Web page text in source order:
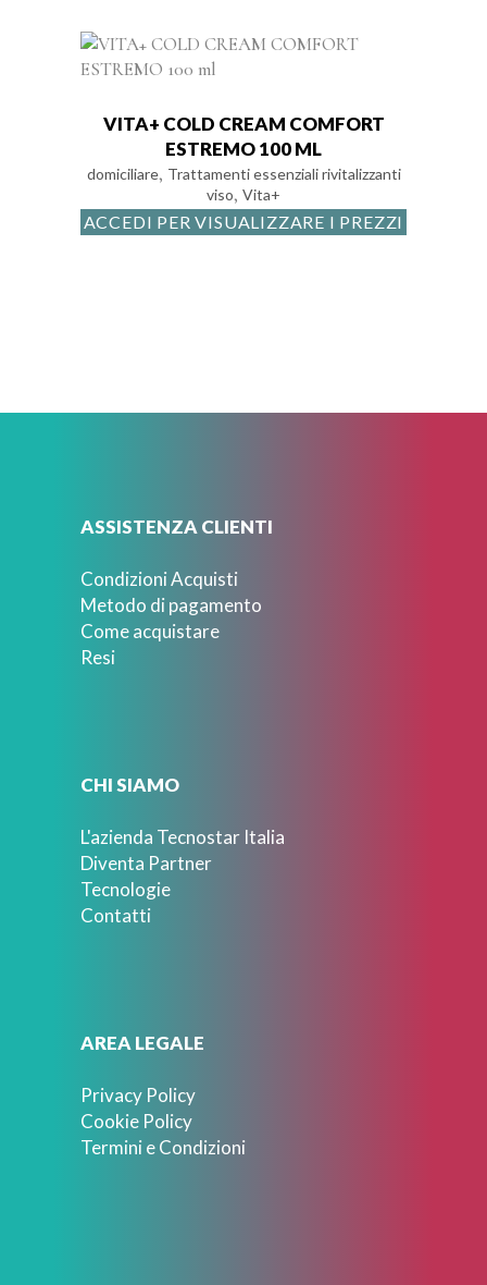
VITA+ COLD CREAM COMFORT
ESTREMO 100 ML
domiciliare, Trattamenti essenziali rivitalizzanti
viso, Vita+
ACCEDI PER VISUALIZZARE I PREZZI
ASSISTENZA CLIENTI
Condizioni Acquisti
Metodo di pagamento
Come acquistare
Resi
CHI SIAMO
L'azienda Tecnostar Italia
Diventa Partner
Tecnologie
Contatti
AREA LEGALE
Privacy Policy
Cookie Policy
Termini e Condizioni